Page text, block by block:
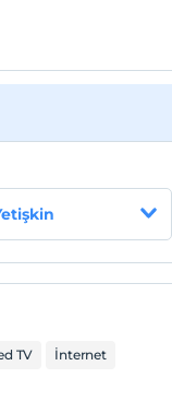
TV İnternet